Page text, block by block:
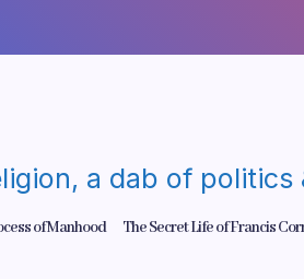
a dab of
of Manhood The Secret Life of Francis